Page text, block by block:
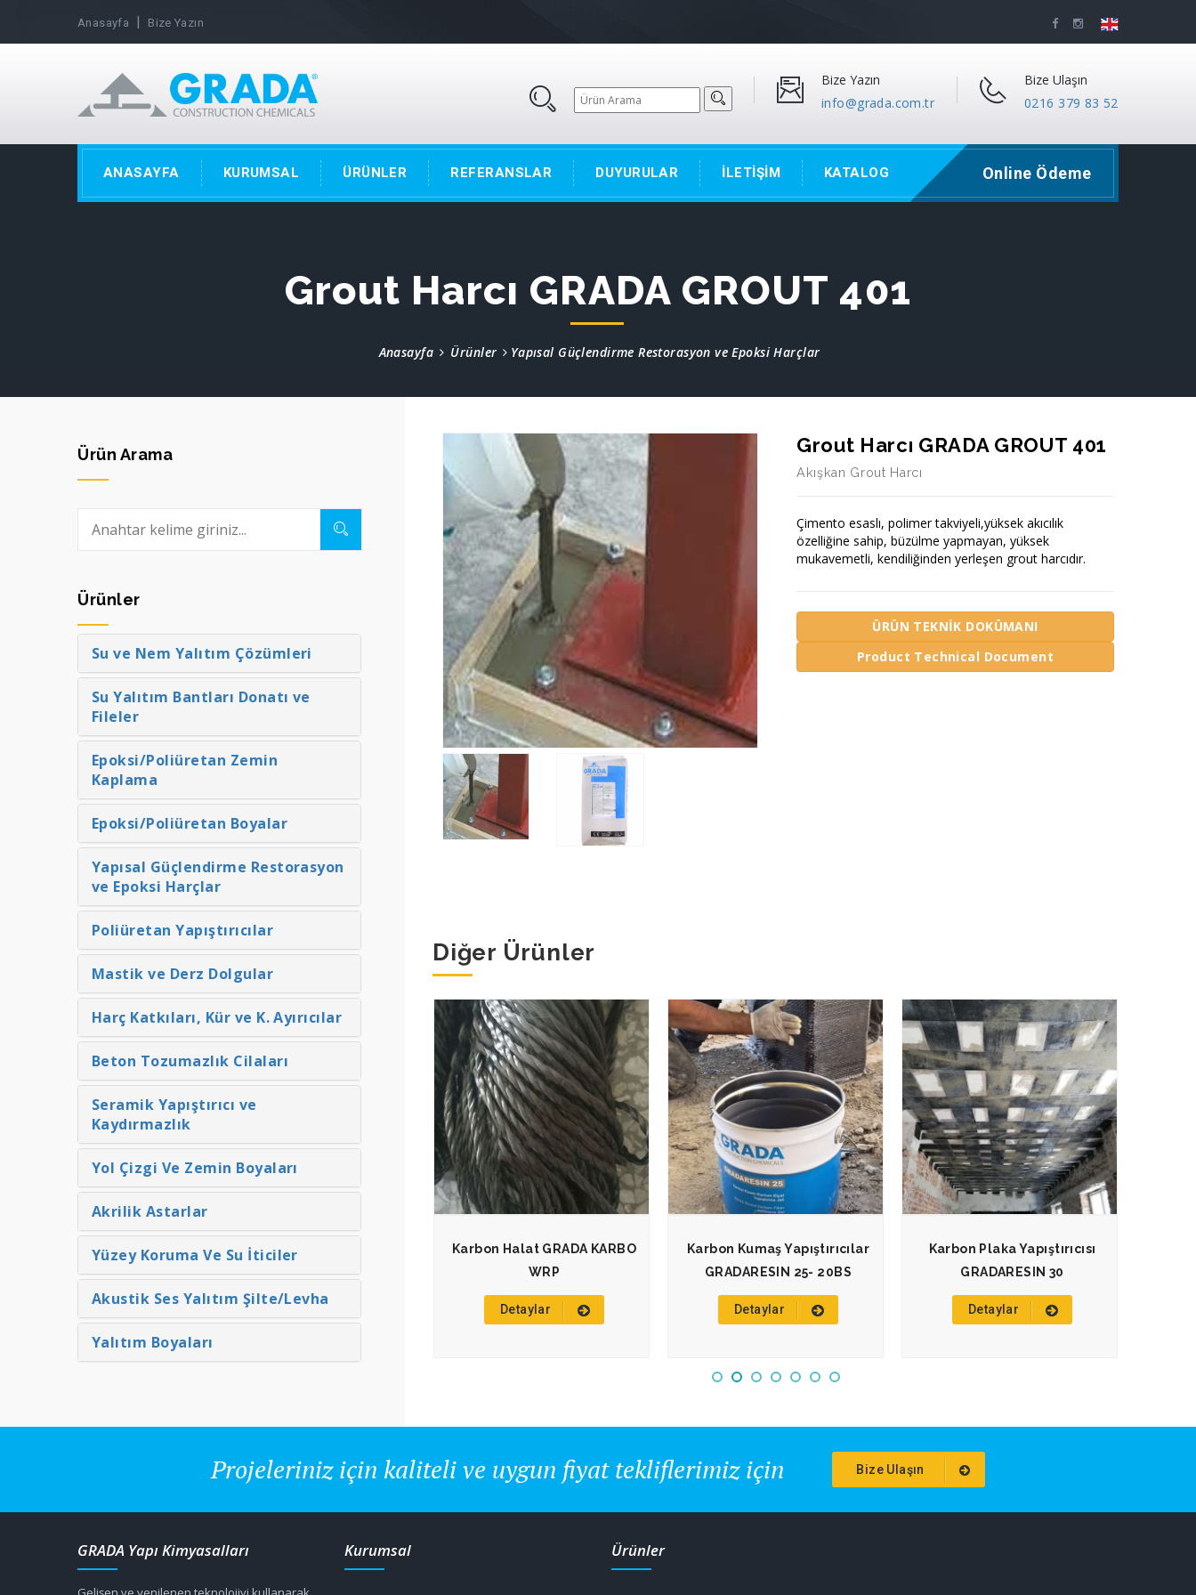
Anasayfa | Bize Yazın
Bize Yazın
info@grada.com.tr
Bize Ulaşın
0216 379 83 52
ANASAYFA KURUMSAL ÜRÜNLER REFERANSLAR DUYURULAR İLETİŞİM KATALOG Online Ödeme
Grout Harcı GRADA GROUT 401
Anasayfa Ürünler Yapısal Güçlendirme Restorasyon ve Epoksi Harçlar
Grout Harcı GRADA GROUT 401
Akışkan Grout Harcı
Çimento esaslı, polimer takviyeli,yüksek akıcılık
özelliğine sahip, büzülme yapmayan, yüksek
mukavemetli, kendiliğinden yerleşen grout harcıdır.
ÜRÜN TEKNİK DOKÜMANI
Product Technical Document
Diğer Ürünler
Plakalar KARBO BAND Karbon Çubuk KARBO ROD
Karbon Halat GRADA KARBO
WRP
Detaylar
Karbon Kumaş Yapıştırıcılar
GRADARESIN 25- 20BS
Detaylar
Karbon Plaka Yapıştırıcısı
GRADARESIN 30
Detaylar
Ürün Arama
Ürünler
Su ve Nem Yalıtım Çözümleri
Su Yalıtım Bantları Donatı ve
Fileler
Epoksi/Poliüretan Zemin
Kaplama
Epoksi/Poliüretan Boyalar
Yapısal Güçlendirme Restorasyon
ve Epoksi Harçlar
Poliüretan Yapıştırıcılar
Mastik ve Derz Dolgular
Harç Katkıları, Kür ve K. Ayırıcılar
Beton Tozumazlık Cilaları
Seramik Yapıştırıcı ve
Kaydırmazlık
Yol Çizgi Ve Zemin Boyaları
Akrilik Astarlar
Yüzey Koruma Ve Su İticiler
Akustik Ses Yalıtım Şilte/Levha
Yalıtım Boyaları
Projeleriniz için kaliteli ve uygun fiyat tekliflerimiz için Bize Ulaşın
GRADA Yapı Kimyasalları Kurumsal Ürünler